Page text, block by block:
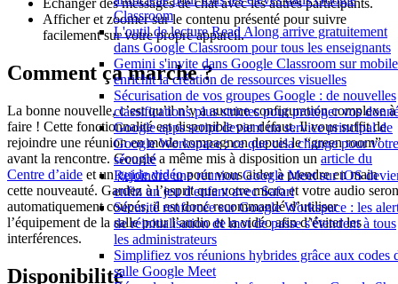
Classroom
L'outil de lecture Read Along arrive gratuitement
dans Google Classroom pour tous les enseignants
Gemini s'invite dans Google Classroom sur
enrichit la création de ressources visuelles
Sécurisation de vos groupes Google : de nouvelles
classifications plus strictes pour protéger vos
Google apps script devient un service principal de
Google Workspace : ce que cela change pour votre
sécurité
Rejoindre une réunion Google Meet sur iOS
enfin un jeu d'enfant avec Safari
Sécurité renforcée sur Google Workspace : les
de réinitialisation de mot de passe s'étendent à tous
les administrateurs
Simplifiez vos réunions hybrides grâce aux codes
salle Google Meet
Afficher et zoomer sur le contenu présenté pour suivre
facilement sur votre propre appareil.
Comment ça marche ?
La bonne nouvelle, c’est qu’il n’y a aucune configuration complexe à
faire ! Cette fonctionnalité est disponible par défaut. Il vous suffit de
rejoindre une réunion en mode compagnon depuis le “green room”
avant la rencontre. Google a même mis à disposition un article du
Centre d’aide et unguide vidéopour vous aider à prendre en main
cette nouveauté. Gardez à l’esprit que votre micro et votre audio
automatiquement coupés, il est donc recommandé d’utiliser
l’équipement de la salle pour l’audio et la vidéo afin d’éviter les
interférences.
Disponibilité